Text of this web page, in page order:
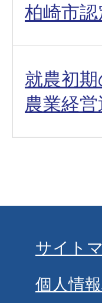
柏崎市
就農初
農業経
サイト
個人情